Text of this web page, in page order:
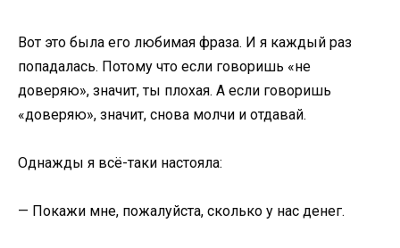
Вот это была его любимая фраза. И я каждый раз
попадалась. Потому что если говоришь «не
доверяю», значит, ты плохая. А если говоришь
«доверяю», значит, снова молчи и отдавай.
Однажды я всё-таки настояла:
— Покажи мне, пожалуйста, сколько у нас денег.